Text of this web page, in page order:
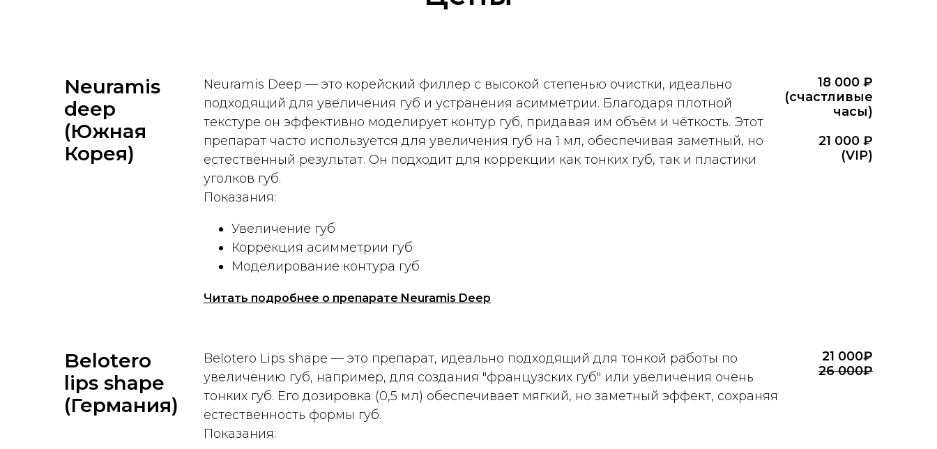
Neuramis
deep
(Южная
Корея)
Neuramis Deep — это корейский филлер с высокой степенью очистки, идеально
подходящий для увеличения губ и устранения асимметрии. Благодаря плотной
текстуре он эффективно моделирует контур губ, придавая им объём и чёткость. Этот
препарат часто используется для увеличения губ на 1 мл, обеспечивая заметный, но
естественный результат. Он подходит для коррекции как тонких губ, так и пластики
уголков губ.
Показания:
Увеличение губ
Коррекция асимметрии губ
Моделирование контура губ
Читать подробнее о препарате Neuramis Deep
18 000 ₽
(счастливые
часы)
21 000 ₽
(VIP)
Belotero
lips shape
(Германия)
Belotero Lips shape — это препарат, идеально подходящий для тонкой работы по
увеличению губ, например, для создания "французских губ" или увеличения очень
тонких губ. Его дозировка (0,5 мл) обеспечивает мягкий, но заметный эффект, сохраняя
естественность формы губ.
Показания:
21 000₽
26 000₽